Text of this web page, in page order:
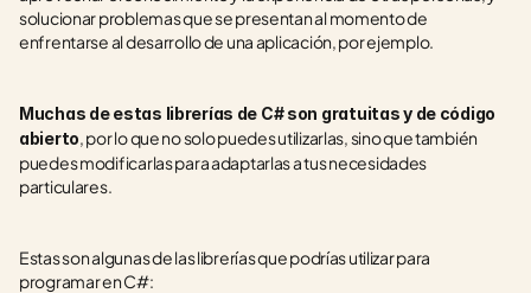
solucionar problemas que se presentan al momento de
enfrentarse al desarrollo de una aplicación, por ejemplo.
Muchas de estas librerías de C# son gratuitas y de código
abierto, por lo que no solo puedes utilizarlas, sino que también
puedes modificarlas para adaptarlas a tus necesidades
particulares.
Estas son algunas de las librerías que podrías utilizar para
programar en C#: